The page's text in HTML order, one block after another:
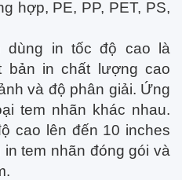
hợp, PE, PP, PET, PS,
dùng in tốc độ cao là
bản in chất lượng cao
và độ phân giải. Ứng
tem nhãn khác nhau.
cao lên đến 10 inches
tem nhãn đóng gói và